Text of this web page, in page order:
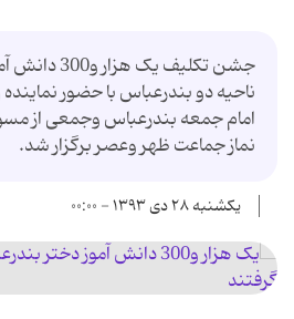
جشن تکلیف یک
ناحیه دو بندرعباس با حضور
امام جمعه بندرعباس وجمعی از
نماز جماعت ظهر وعصر برگزار شد.
یکشنبه ۲۸ دی ۱۳۹۳ - ۰۰:۰۰